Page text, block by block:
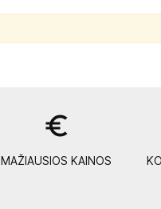
euro_symbol
MAŽIAUSIOS KAINOS